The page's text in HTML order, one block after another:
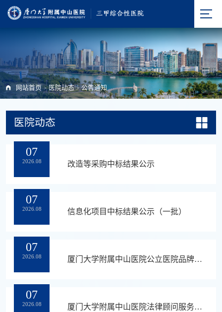
网站首页 > 医院动态 > 公告通知
医院动态
07
2026.08 改造等采购中标结果公示
07
2026.08 信息化项目中标结果公示（一批）
07
2026.08 厦门大学附属中山医院公立医院品牌形象提质与全媒体运营服务中标结果公示
07
2026.08 厦门大学附属中山医院法律顾问服务采购调研公告